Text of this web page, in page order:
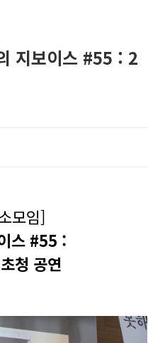
지보이스 #55 : 2
모임]
스 #55 :
청 공연